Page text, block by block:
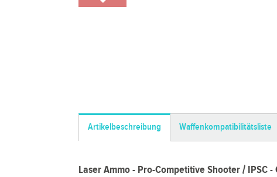
Artikelbeschreibung Waffenkompatibilitätsliste
Laser Ammo - Pro-Competitive Shooter / IPSC -